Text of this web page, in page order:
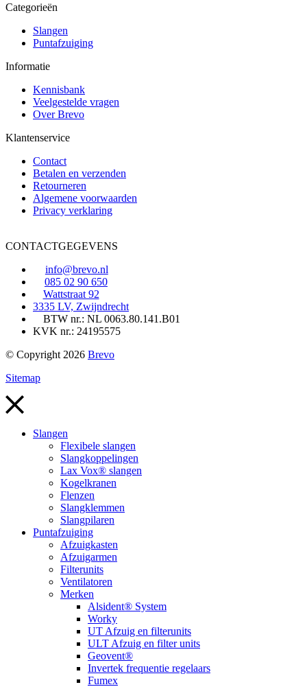
Categorieën
Slangen
Puntafzuiging
Informatie
Kennisbank
Veelgestelde vragen
Over Brevo
Klantenservice
Contact
Betalen en verzenden
Retourneren
Algemene voorwaarden
Privacy verklaring
CONTACTGEGEVENS
info@brevo.nl
085 02 90 650
Wattstraat 92
3335 LV, Zwijndrecht
BTW nr.: NL 0063.80.141.B01
KVK nr.: 24195575
© Copyright 2026 Brevo
Sitemap
Slangen
Flexibele slangen
Slangkoppelingen
Lax Vox® slangen
Kogelkranen
Flenzen
Slangklemmen
Slangpilaren
Puntafzuiging
Afzuigkasten
Afzuigarmen
Filterunits
Ventilatoren
Merken
Alsident® System
Worky
UT Afzuig en filterunits
ULT Afzuig en filter units
Geovent®
Invertek frequentie regelaars
Fumex